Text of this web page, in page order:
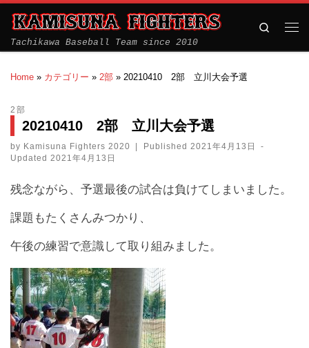
Tachikawa Baseball Team since 2010
Search
Home » カテゴリー » 2部 » 20210410 2部 立川大会予選
2部
20210410 2部 立川大会予選
by Kamisuna Fighters 2020 Published 2021年4月13日
-
Updated 2021年4月13日
残念ながら、予選最後の試合は負けてしまいました。
課題もたくさんみつかり、
午後の練習で意識して取り組みました。